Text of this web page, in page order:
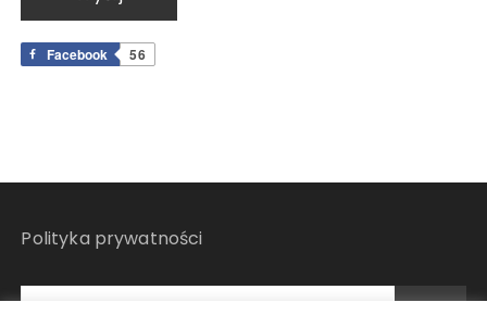
Facebook 56
Polityka prywatności